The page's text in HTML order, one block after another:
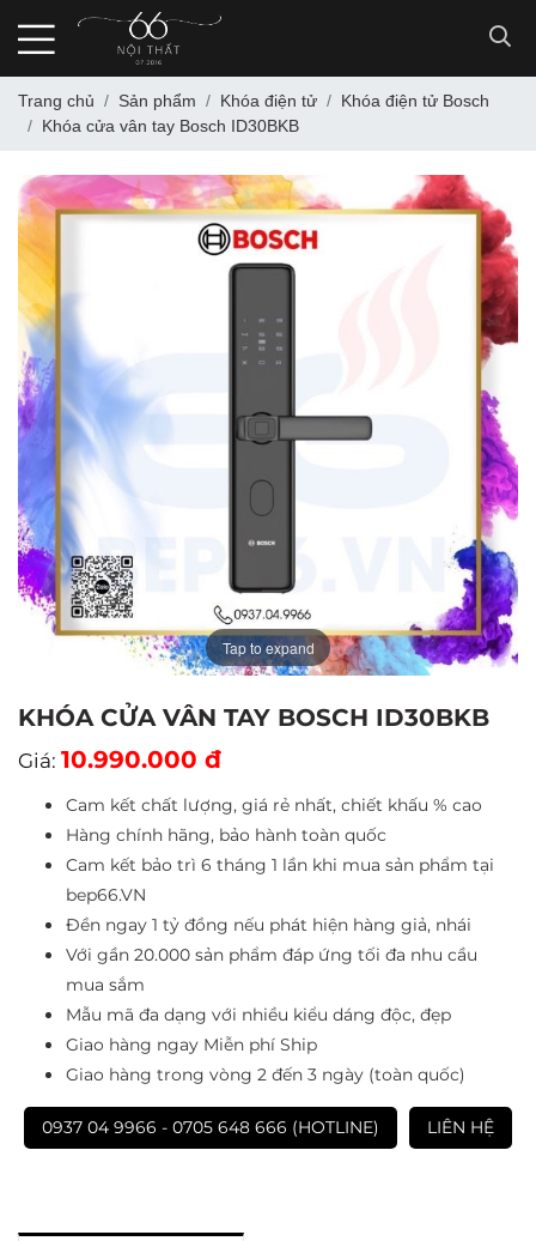
Trang chủ Sản phẩm Khóa điện tử
Khóa điện tử Bosch
Khóa cửa vân tay Bosch ID30BKB
Tap to expand
KHÓA CỬA VÂN TAY BOSCH ID30BKB
Giá: 10.990.000 đ
Cam kết chất lượng, giá rẻ nhất, chiết khấu % cao
Hàng chính hãng, bảo hành toàn quốc
Cam kết bảo trì 6 tháng 1 lần khi mua sản phẩm tại
bep66.VN
Đền ngay 1 tỷ đồng nếu phát hiện hàng giả, nhái
Với gần 20.000 sản phẩm đáp ứng tối đa nhu cầu
mua sắm
Mẫu mã đa dạng với nhiều kiểu dáng độc, đẹp
Giao hàng ngay Miễn phí Ship
Giao hàng trong vòng 2 đến 3 ngày (toàn quốc)
0937 04 9966 - 0705 648 666 (HOTLINE) LIÊN HỆ